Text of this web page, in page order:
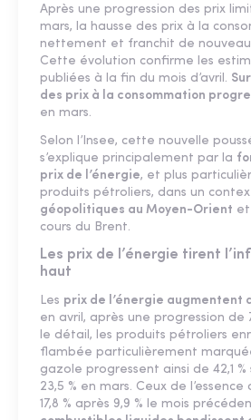
Après une progression des prix
mars, la hausse des prix à la
nettement et franchit de nouveau
Cette évolution confirme les
publiées à la fin du mois d’avril.
des prix à la consommation
en mars.
Selon l’Insee, cette nouvelle
s’explique principalement par la
prix de l’énergie, et plus
produits pétroliers, dans un
géopolitiques au Moyen-Orient et
cours du Brent.
Les prix de l’énergie tirent
haut
Les prix de l’énergie augmentent
en avril, après une progression de
le détail, les produits pétroliers
flambée particulièrement
gazole progressent ainsi de 42,1
23,5 % en mars. Ceux de
17,8 % après 9,9 % le mois